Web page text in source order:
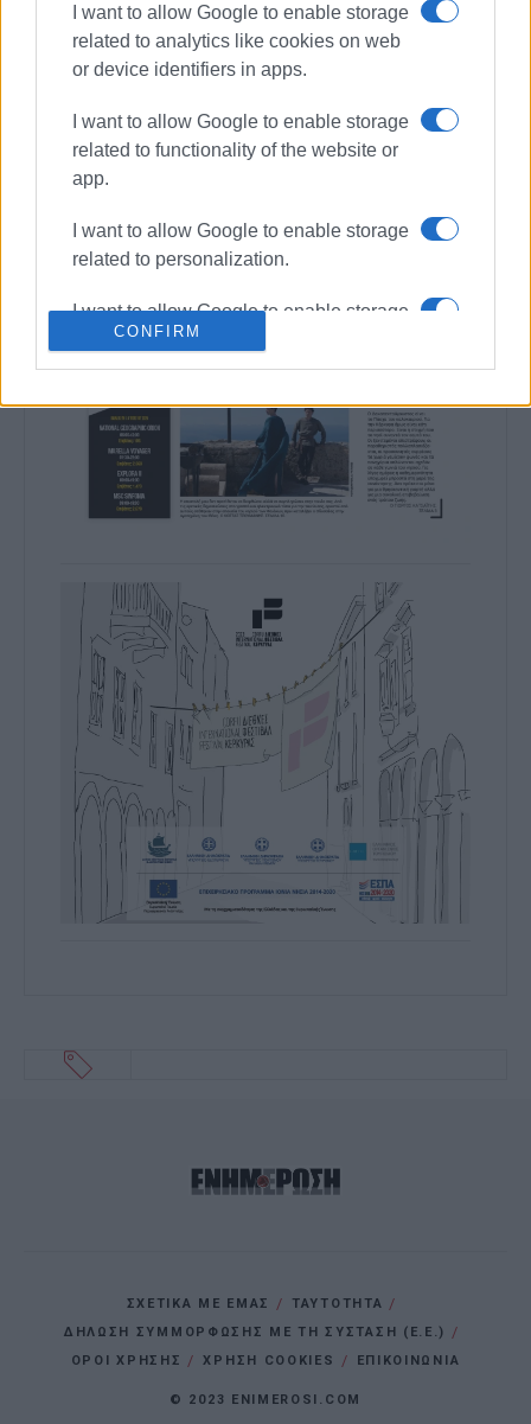
I want to allow Google to enable storage
related to analytics like cookies on web
or device identifiers in apps.
I want to allow Google to enable storage
related to functionality of the website or
app.
I want to allow Google to enable storage
related to personalization.
I want to allow Google to enable storage
related to security, including
authentication functionality and fraud
CONFIRM
ΣΧΕΤΙΚΑ ΜΕ ΕΜΑΣ
ΤΑΥΤΟΤΗΤΑ
ΔΗΛΩΣΗ ΣΥΜΜΟΡΦΩΣΗΣ ΜΕ ΤΗ ΣΥΣΤΑΣΗ (Ε.Ε.)
ΌΡΟΙ ΧΡΗΣΗΣ
ΧΡΗΣΗ COOKIES ΕΠΙΚΟΙΝΩΝΙΑ
© 2023 ENIMEROSI.COM